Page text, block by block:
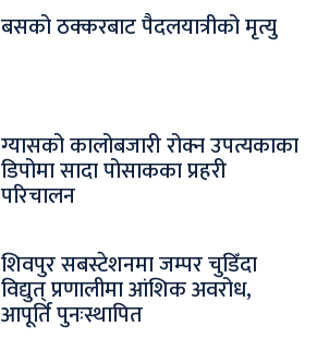
बसको ठक्करबाट पैदलयात्रीको मृत्यु
ग्यासको कालोबजारी रोक्न उपत्यकाका
डिपोमा सादा पोसाकका प्रहरी
परिचालन
शिवपुर सबस्टेशनमा जम्पर चुडिँदा
विद्युत् प्रणालीमा आंशिक अवरोध,
आपूर्ति पुनःस्थापित